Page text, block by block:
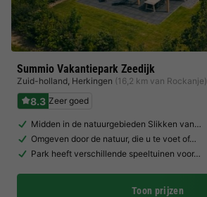
Summio Vakantiepark Zeedijk
Zuid-holland, Herkingen (16,2 km van Rockanje)
8.3 Zeer goed
Midden in de natuurgebieden Slikken van…
Omgeven door de natuur, die u te voet of…
Park heeft verschillende speeltuinen voor…
Toon prijzen